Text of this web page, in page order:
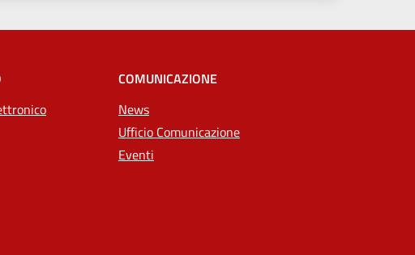
COMUNICAZIONE
News
Ufficio Comunicazione
Eventi